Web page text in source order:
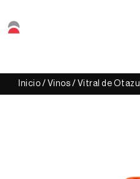
Inicio / Vinos / Vitral de Otazu